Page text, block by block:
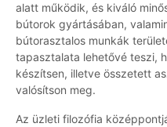
alatt működik, és kiváló
bútorok gyártásában,
bútorasztalos munkák
tapasztalata lehetővé teszi,
készítsen, illetve összetett
valósítson meg.
Az üzleti filozófia